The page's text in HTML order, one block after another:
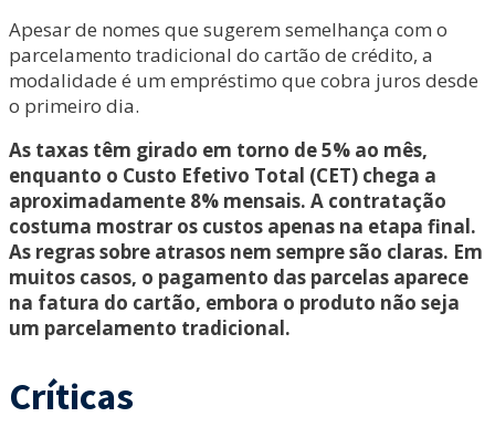
Apesar de nomes que sugerem semelhança com o
parcelamento tradicional do cartão de crédito, a
modalidade é um empréstimo que cobra juros desde
o primeiro dia.
As taxas têm girado em torno de 5% ao mês,
enquanto o Custo Efetivo Total (CET) chega a
aproximadamente 8% mensais. A contratação
costuma mostrar os custos apenas na etapa final.
As regras sobre atrasos nem sempre são claras. Em
muitos casos, o pagamento das parcelas aparece
na fatura do cartão, embora o produto não seja
um parcelamento tradicional.
Críticas